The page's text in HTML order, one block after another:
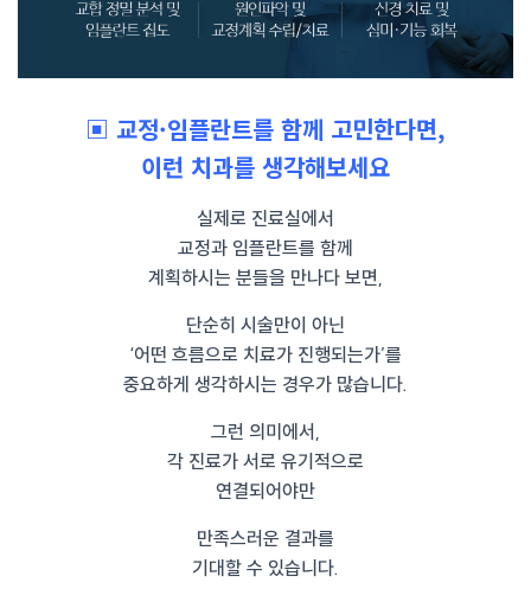
▣ 교정·임플란트를 함께 고민한다면,
이런 치과를 생각해보세요
실제로 진료실에서
교정과 임플란트를 함께
계획하시는 분들을 만나다 보면,
단순히 시술만이 아닌
‘어떤 흐름으로 치료가 진행되는가’를
중요하게 생각하시는 경우가 많습니다.
그런 의미에서,
각 진료가 서로 유기적으로
연결되어야만
만족스러운 결과를
기대할 수 있습니다.